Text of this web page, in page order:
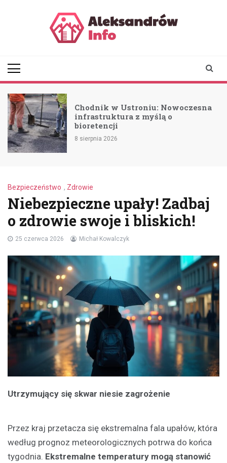
Chodnik w Ustroniu: Nowoczesna
infrastruktura z myślą o
bioretencji
8 sierpnia 2026
Bezpieczeństwo , Zdrowie
Niebezpieczne upały! Zadbaj
o zdrowie swoje i bliskich!
25 czerwca 2026 Michał Kowalczyk
Utrzymujący się skwar niesie zagrożenie
Przez kraj przetacza się ekstremalna fala upałów, która
według prognoz meteorologicznych potrwa do końca
tygodnia. Ekstremalne temperatury mogą stanowić